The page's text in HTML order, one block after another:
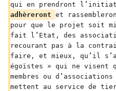
qui en prendront
adhèreront et
pour que le projet soit
fait l’Etat, des
recourant pas à la
faire, et mieux, qu’il
égoïstes » qui ne visent
membres ou
mettent au service de